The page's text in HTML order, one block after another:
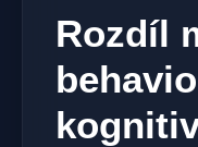
Rozdíl